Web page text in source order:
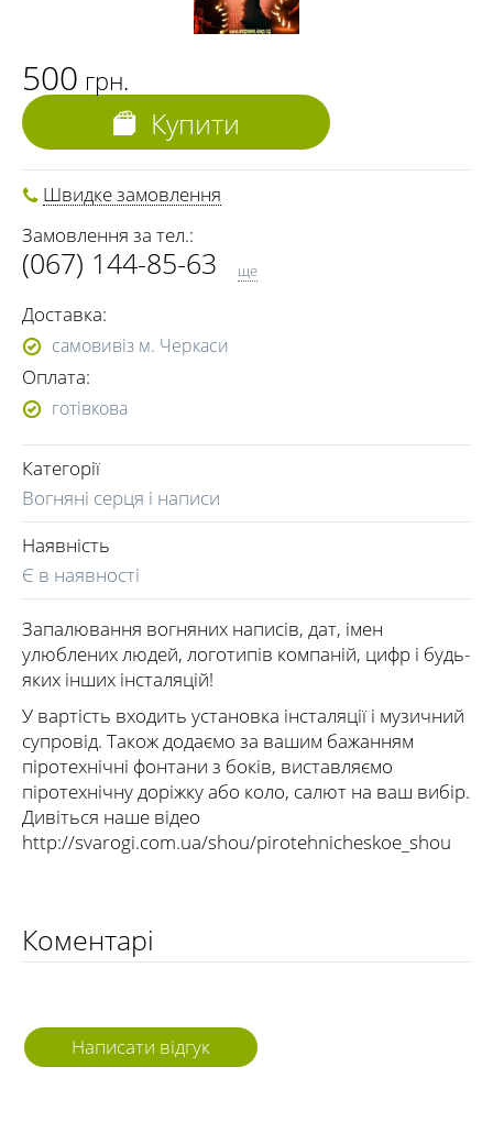
500 грн.
Купити
Швидке замовлення
Замовлення за тел.:
(067) 144-85-63
ще
Доставка:
самовивіз м. Черкаси
Оплата:
готівкова
Категорії
Вогняні серця і написи
Наявність
Є в наявності
Запалювання вогняних написів, дат, імен
улюблених людей, логотипів компаній, цифр і будь-
яких інших інсталяцій!
У вартість входить установка інсталяції і музичний
супровід. Також додаємо за вашим бажанням
піротехнічні фонтани з боків, виставляємо
піротехнічну доріжку або коло, салют на ваш вибір.
Дивіться наше відео
http://svarogi.com.ua/shou/pirotehnicheskoe_shou
Коментарі
Написати відгук